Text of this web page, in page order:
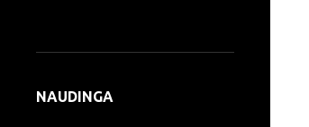
NAUDINGA